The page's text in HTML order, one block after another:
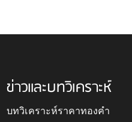
ข่าวและบทวิเคราะห์
บทวิเคราะห์ราคาทองคำ